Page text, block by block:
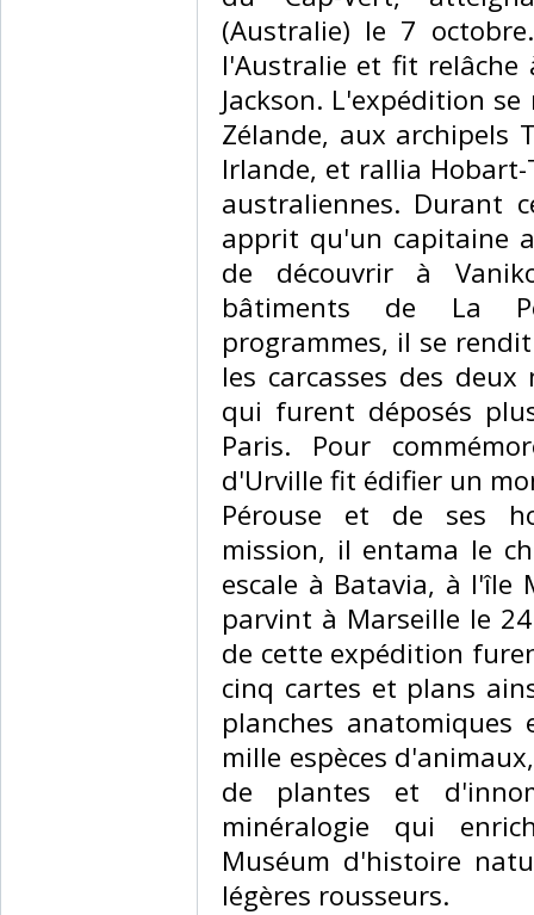
(Australie) le 7
l'Australie et fit relâche
Jackson. L'expédition
Zélande, aux archipels
Irlande, et rallia
australiennes. Durant
apprit qu'un capitaine
de découvrir à
bâtiments de La
programmes, il se
les carcasses des
qui furent déposés
Paris. Pour
d'Urville fit édifier un
Pérouse et de ses
mission, il entama le
escale à Batavia, à l'île
parvint à Marseille le
de cette expédition
cinq cartes et plans
planches
mille espèces
de plantes et
minéralogie qui
Muséum d'histoire
légères rousseurs.‎